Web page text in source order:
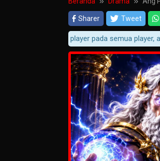
Sharer Tweet
notifikasi player pada semua player, anda